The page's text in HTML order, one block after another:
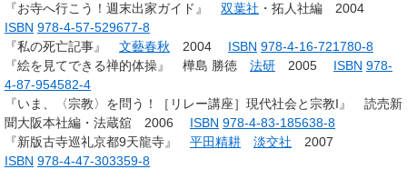
『お寺へ行こう！週末出家ガイド』 双葉社 ・拓人社編 2004
ISBN 978-4-57-529677-8
『私の死亡記事』 文藝春秋 2004 ISBN 978-4-16-721780-8
『絵を見てできる禅的体操』 樺島 勝徳 法研 2005 ISBN 978-
4-87-954582-4
『いま、〈宗教〉を問う！［リレー講座］現代社会と宗教I』 読売新
聞大阪本社編・法蔵舘 2006 ISBN 978-4-83-185638-8
『新版古寺巡礼京都9天龍寺』 平田精耕 淡交社 2007
ISBN 978-4-47-303359-8